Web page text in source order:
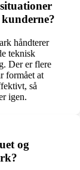
håndterer
teknisk
Der er flere
formået at
så
igen.
og